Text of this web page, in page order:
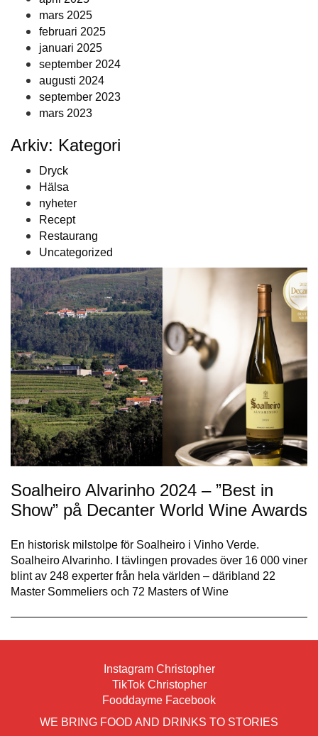
mars 2025
februari 2025
januari 2025
september 2024
augusti 2024
september 2023
mars 2023
Arkiv: Kategori
Dryck
Hälsa
nyheter
Recept
Restaurang
Uncategorized
Soalheiro Alvarinho 2024 – ”Best in
Show” på Decanter World Wine Awards
En historisk milstolpe för Soalheiro i Vinho Verde.
Soalheiro Alvarinho. I tävlingen provades över 16 000 viner
blint av 248 experter från hela världen – däribland 22
Master Sommeliers och 72 Masters of Wine
Instagram Christopher
TikTok Christopher
Fooddayme Facebook
WE BRING FOOD AND DRINKS TO STORIES